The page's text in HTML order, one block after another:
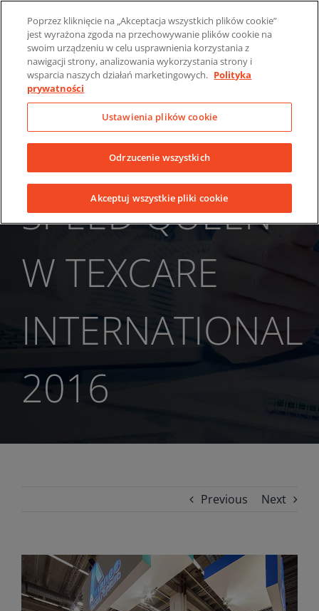
content
LinkedInYouTubeFacebook
SPEED QUEEN
W TEXCARE
INTERNATIONAL
2016
Previous Next
Larger
Image
Poprzez kliknięcie na „Akceptacja wszystkich plików cookie”
jest wyrażona zgoda na przechowywanie plików cookie na
swoim urządzeniu w celu usprawnienia korzystania z
nawigacji strony, analizowania wykorzystania strony i
wsparcia naszych działań marketingowych. Polityka
prywatności
Ustawienia plików cookie
Odrzucenie wszystkich
Akceptuj wszystkie pliki cookie